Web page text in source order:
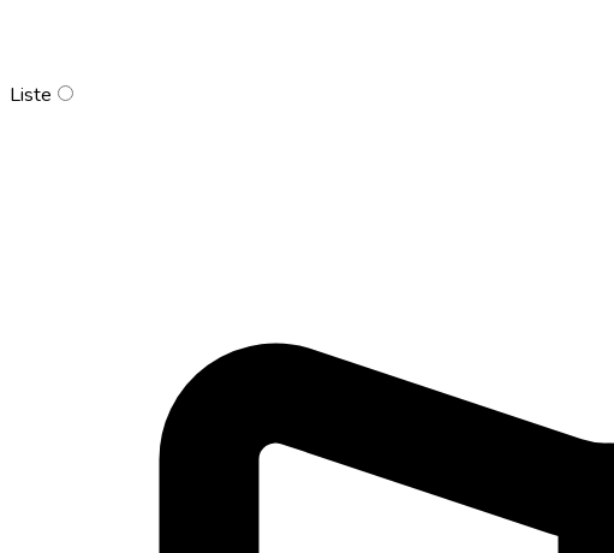
Liste